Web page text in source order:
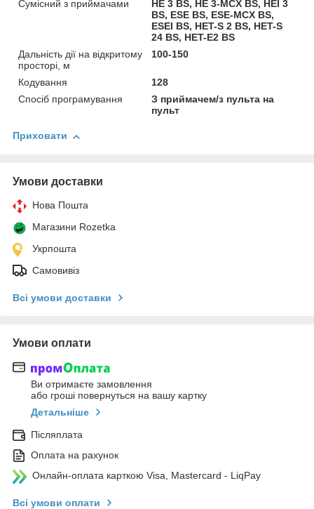
Сумісний з приймачами
HE 3 BS, HE 3-MCX BS, HEI 3
BS, ESE BS, ESE-MCX BS,
ESEI BS, HET-S 2 BS, HET-S
24 BS, HET-E2 BS
Дальність дії на відкритому
просторі, м
100-150
Кодування
128
Спосіб програмування
З приймачем/з пульта на
пульт
Приховати
Умови доставки
Нова Пошта
Магазини Rozetka
Укрпошта
Самовивіз
Всі умови доставки
Умови оплати
Ви отримаєте замовлення
або гроші повернуться на вашу картку
Детальніше
Післяплата
Оплата на рахунок
Онлайн-оплата карткою Visa, Mastercard - LiqPay
Всі умови оплати